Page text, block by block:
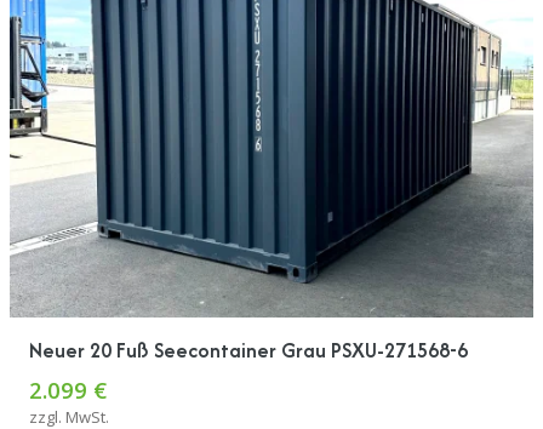
Neuer 20 Fuß Seecontainer Grau PSXU-271568-6
2.099 €
zzgl. MwSt.